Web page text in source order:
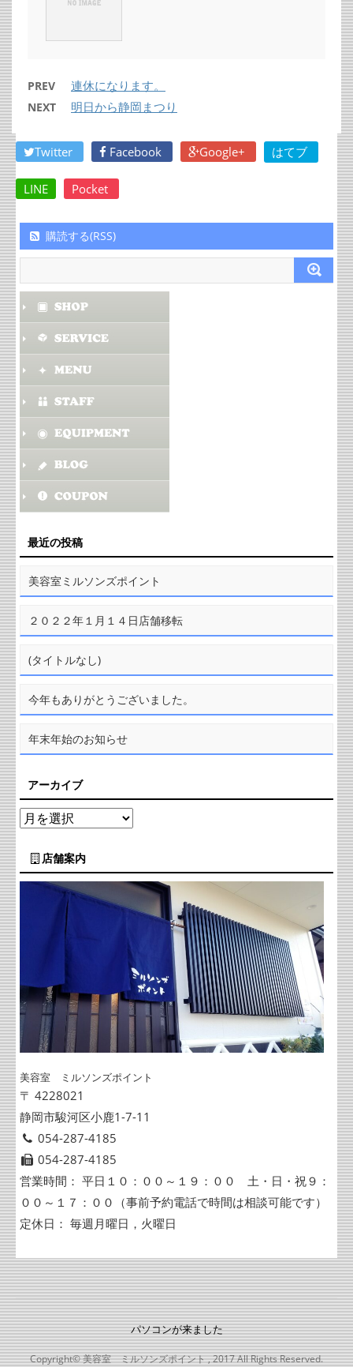
PREV 連休になります。
NEXT 明日から静岡まつり
Twitter Facebook Google+ はてブ
LINE Pocket
購読する(RSS)
最近の投稿
美容室ミルソンズポイント
２０２２年１月１４日店舗移転
(タイトルなし)
今年もありがとうございました。
年末年始のお知らせ
アーカイブ
店舗案内
美容室 ミルソンズポイント
〒 4228021
静岡市駿河区小鹿1-7-11
054-287-4185
054-287-4185
営業時間： 平日１０：００～１９：００ 土・日・祝９：
００～１７：００（事前予約電話で時間は相談可能です）
定休日： 毎週月曜日，火曜日
パソコンが来ました
Copyright© 美容室 ミルソンズポイント , 2017 All Rights Reserved.